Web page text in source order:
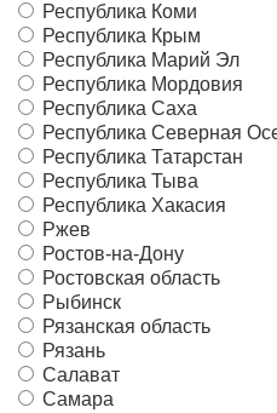
Республика Коми
Республика Крым
Республика Марий Эл
Республика Мордовия
Республика Саха
Республика Северная
Республика Татарстан
Республика Тыва
Республика Хакасия
Ржев
Ростов-на-Дону
Ростовская область
Рыбинск
Рязанская область
Рязань
Салават
Самара